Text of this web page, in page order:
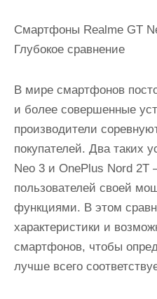
Смартфоны Realme GT
Глубокое сравнение
В мире смартфонов
и более совершенные
производители
покупателей. Два таких
Neo 3 и OnePlus Nord
пользователей своей
функциями. В этом
характеристики и
смартфонов, чтобы
лучше всего